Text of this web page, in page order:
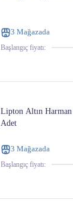
3 Mağazada
Başlangıç ​​fiyatı:
Lipton Altın
Adet
3 Mağazada
Başlangıç ​​fiyatı: